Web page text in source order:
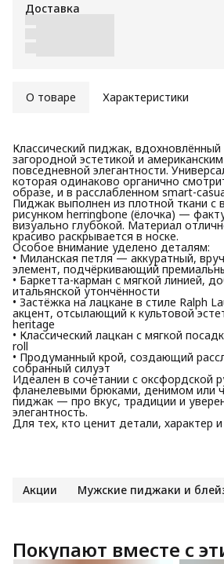
Доставка
О товаре Характеристики
Классический пиджак, вдохновлённый
загородной эстетикой и
повседневной элегантности.
которая одинаково органично
образе, и в расслабленном smart-
Пиджак выполнен из плотной ткани с
рисунком herringbone (ёлочка) —
визуально глубокой. Материал
красиво раскрывается в носке.
Особое внимание уделено деталям:
• Миланская петля — аккуратный,
элемент, подчёркивающий
• Баркетта-карман с мягкой линией,
итальянской утончённости
• Застёжка на лацкане в стиле Ralph
акцент, отсылающий к культовой
heritage
• Классический лацкан с мягкой
roll
• Продуманный крой, создающий
собранный силуэт
Идеален в сочетании с оксфордской
фланелевыми брюками, денимом или
пиджак — про вкус, традиции и
элегантность.
Для тех, кто ценит детали, характер
Акции Мужские пиджаки и
Покупают вместе с